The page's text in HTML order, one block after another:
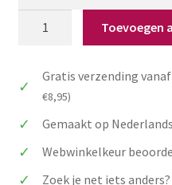
naar:
grote
voorletter
met
naamplaatje
aantal
Toevoegen
Gratis verzending
€8,95)
Gemaakt op
Webwinkelkeur
Zoek je net iets